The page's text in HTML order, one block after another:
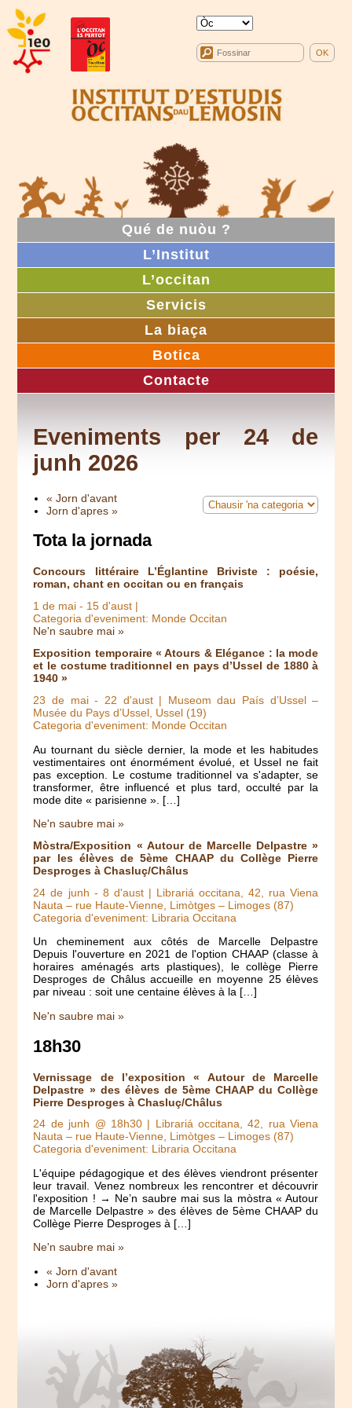
Qué de nuòu ?
L’Institut
L’occitan
Servicis
La biaça
Botica
Contacte
Eveniments per 24 de
junh 2026
« Jorn d'avant
Jorn d'apres »
Tota la jornada
Concours littéraire L’Églantine Briviste : poésie,
roman, chant en occitan ou en français
1 de mai - 15 d'aust |
Categoria d'eveniment: Monde Occitan
Ne'n saubre mai »
Exposition temporaire « Atours & Elégance : la mode
et le costume traditionnel en pays d’Ussel de 1880 à
1940 »
23 de mai- 22 d'aust| Museom dau País d’Ussel –
Musée du Pays d’Ussel, Ussel (19)
Categoria d'eveniment: Monde Occitan
Au tournant du siècle dernier, la mode et les habitudes
vestimentaires ont énormément évolué, et Ussel ne fait
pas exception. Le costume traditionnel va s'adapter, se
transformer, être influencé et plus tard, occulté par la
mode dite « parisienne ». […]
Ne'n saubre mai »
Mòstra/Exposition « Autour de Marcelle Delpastre »
par les élèves de 5ème CHAAP du Collège Pierre
Desproges à Chasluç/Châlus
24 de junh - 8 d'aust| Librariá occitana, 42, rua Viena
Nauta – rue Haute-Vienne, Limòtges – Limoges (87)
Categoria d'eveniment: Libraria Occitana
Un cheminement aux côtés de Marcelle Delpastre
Depuis l'ouverture en 2021 de l'option CHAAP (classe à
horaires aménagés arts plastiques), le collège Pierre
Desproges de Châlus accueille en moyenne 25 élèves
par niveau : soit une centaine élèves à la […]
Ne'n saubre mai »
18h30
Vernissage de l’exposition « Autour de Marcelle
Delpastre » des élèves de 5ème CHAAP du Collège
Pierre Desproges à Chasluç/Châlus
24 de junh @ 18h30| Librariá occitana, 42, rua Viena
Nauta – rue Haute-Vienne, Limòtges – Limoges (87)
Categoria d'eveniment: Libraria Occitana
L'équipe pédagogique et des élèves viendront présenter
leur travail. Venez nombreux les rencontrer et découvrir
l'exposition ! → Ne’n saubre mai sus la mòstra « Autour
de Marcelle Delpastre » des élèves de 5ème CHAAP du
Collège Pierre Desproges à […]
Ne'n saubre mai »
« Jorn d'avant
Jorn d'apres »